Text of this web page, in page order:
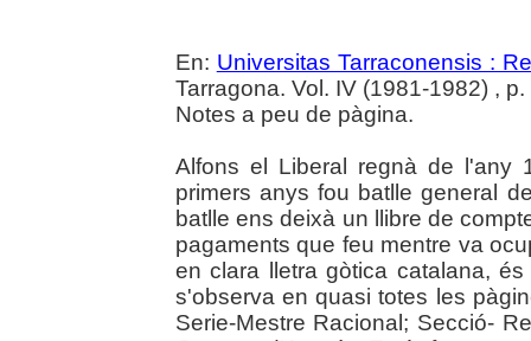
En: Universitas Tarraconensis :
Tarragona. Vol. IV (1981-1982) ,
Notes a peu de pàgina.
Alfons el Liberal regnà de l'any
primers anys fou batlle general
batlle ens deixà un llibre de
pagaments que feu mentre va
en clara lletra gòtica catalana,
s'observa en quasi totes les
Serie-Mestre Racional; Secció-